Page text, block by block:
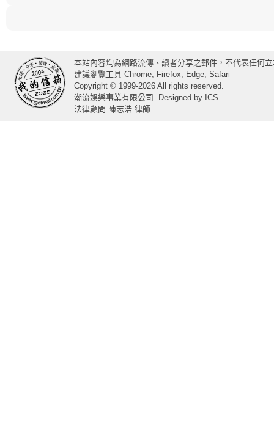
本站內容均為網路流傳、讀者分享之郵件，不代表任何
建議瀏覽工具 Chrome, Firefox, Edge, Safari
Copyright © 1999-2026 All rights reserved.
潮流娛樂事業有限公司
Designed by ICS
法律顧問 陳志浩 律師